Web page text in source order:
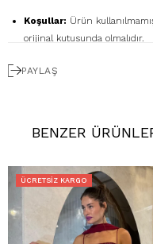
Koşullar: Ürün
orijinal kutusunda olmalıdır.
Geri Ödeme:
İadeniz
edilmemektedir.
Hatalı Ürün:Ürünün kusurlu
yenisiyle değişim yapılır,
PAYLAŞ
BENZER
ÜCRETSIZ KARGO